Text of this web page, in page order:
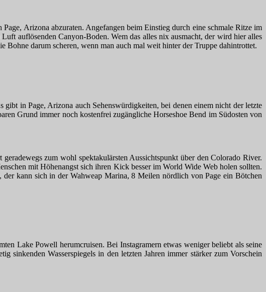
Arizona abzuraten. Angefangen beim Einstieg durch eine schmale Ritze im
auflösenden Canyon-Boden. Wem das alles nix ausmacht, der wird hier alles
darum scheren, wenn man auch mal weit hinter der Truppe dahintrottet.
in Page, Arizona auch Sehenswürdigkeiten, bei denen einem nicht der letzte
Grund immer noch kostenfrei zugängliche Horseshoe Bend im Südosten von
zum wohl spektakulärsten Aussichtspunkt über den Colorado River.
mit Höhenangst sich ihren Kick besser im World Wide Web holen sollten.
kann sich in der Wahweap Marina, 8 Meilen nördlich von Page ein Bötchen
Lake Powell herumcruisen. Bei Instagramern etwas weniger beliebt als seine
sinkenden Wasserspiegels in den letzten Jahren immer stärker zum Vorschein